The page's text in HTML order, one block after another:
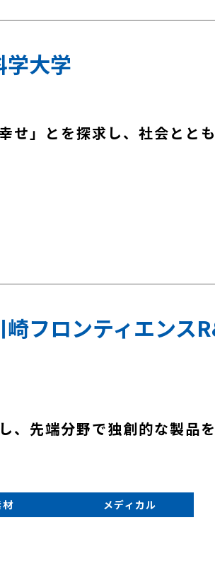
学大学
せ」とを探求し、社会とと
フロンティエンス
、先端分野で独創的な製品
材 メディカル